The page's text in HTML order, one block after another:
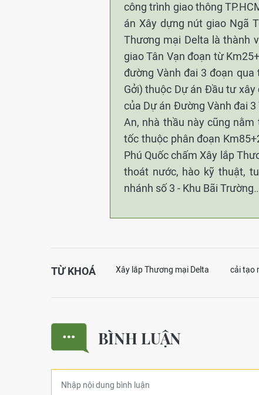
công trình giao thông
án Xây dựng nút giao Ngã
Thương mại Delta là thành
giao Tân Vạn đoạn từ
đường Vành đai 3 đoạn qua
Gởi) thuộc Dự án Đầu tư
của Dự án Đường Vành đai
An, nhà thầu này cũng
tốc thuộc phân đoạn
Phú Quốc chấm Xây lắp
thoát nước, hào kỹ thuật,
nhánh số 3 - Khu Bãi Trường…
TỪ KHOÁ Xây lắp Thương mại Delta cải tạo
BÌNH LUẬN